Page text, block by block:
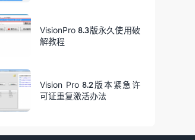
VisionPro 8.3版永久使用破
解教程
Vision Pro 8.2版本紧急许
可证重复激活办法